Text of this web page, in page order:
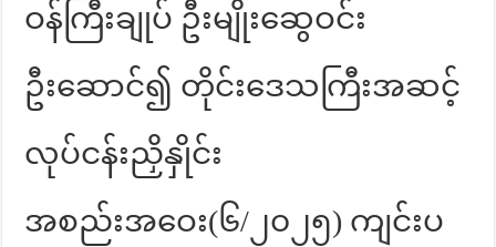
ဝန်ကြီးချုပ် ဦးမျိုးဆွေဝင်း
ဦးဆောင်၍ တိုင်းဒေသကြီးအဆင့်
လုပ်ငန်းညှိနှိုင်း
အစည်းအဝေး(၆/၂၀၂၅) ကျင်းပ